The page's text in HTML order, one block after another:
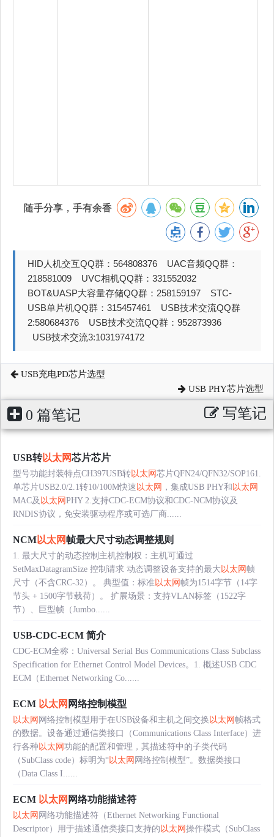
随手分享，手有余香
HID人机交互QQ群：564808376 UAC音频QQ群：
218581009 UVC相机QQ群：331552032
BOT&UASP大容量存储QQ群：258159197 STC-
USB单片机QQ群：315457461 USB技术交流QQ群
2:580684376 USB技术交流QQ群：952873936
USB技术交流3:1031974172
USB充电PD芯片选型
USB PHY芯片选型
0 篇笔记 写笔记
USB转以太网芯片芯片
型号功能封装特点CH397USB转以太网 芯片QFN24/QFN32/SOP161.
单芯片USB2.0/2.1转10/100M快速 以太网 ，集成USB PHY和 以太网
MAC及 以太网 PHY 2.支持CDC-ECM协议和CDC-NCM协议及
RNDIS协议，免安装驱动程序或可选厂商......
NCM以太网帧最大尺寸动态调整规则
1. 最大尺寸的动态控制主机控制权：主机可通过
SetMaxDatagramSize 控制请求 动态调整设备支持的最大 以太网 帧
尺寸（不含CRC-32）。 典型值：标准以太网 帧为1514字节（14字
节头 + 1500字节载荷）。 扩展场景：支持VLAN标签（1522字
节）、巨型帧（Jumbo......
USB-CDC-ECM 简介
CDC-ECM全称：Universal Serial Bus Communications Class Subclass
Specification for Ethernet Control Model Devices。1. 概述USB CDC
ECM（Ethernet Networking Co......
ECM 以太网 网络控制模型
以太网 网络控制模型用于在USB设备和主机之间交换 以太网 帧格式
的数据。设备通过通信类接口（Communications Class Interface）进
行各种 以太网 功能的配置和管理，其描述符中的子类代码
（SubClass code）标明为“以太网 网络控制模型”。数据类接口
（Data Class I......
ECM 以太网 网络功能描述符
以太网 网络功能描述符（Ethernet Networking Functional
Descriptor）用于描述通信类接口支持的 以太网 操作模式（SubClass